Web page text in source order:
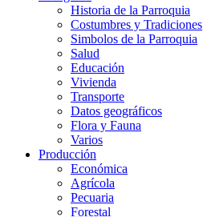
Historia de la Parroquia
Costumbres y Tradiciones
Simbolos de la Parroquia
Salud
Educación
Vivienda
Transporte
Datos geográficos
Flora y Fauna
Varios
Producción
Económica
Agrícola
Pecuaria
Forestal